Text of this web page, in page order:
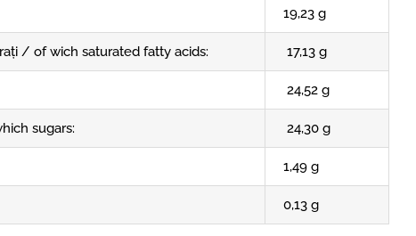
19,23 g
/ of wich saturated fatty acids: 17,13 g
24,52 g
sugars: 24,30 g
1,49 g
0,13 g